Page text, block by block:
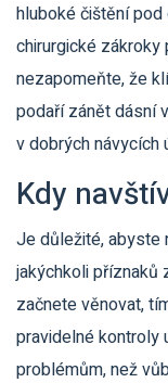
hluboké čištění
chirurgické
nezapomeňte, že
podaří zánět dásní
v dobrých návycích
Kdy
Je důležité, abyste
jakýchkoli příznaků
začnete věnovat,
pravidelné kontroly
problémům, než